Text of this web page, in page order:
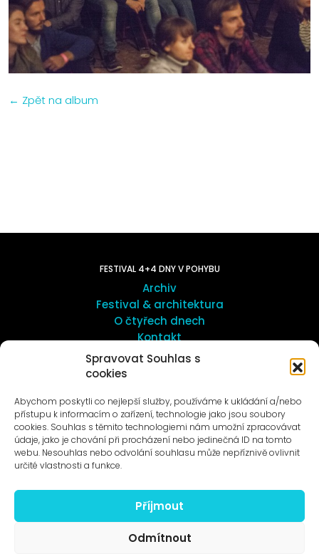
Spravovat Souhlas s
cookies
Abychom poskytli co nejlepší služby, používáme k ukládání a/nebo
přístupu k informacím o zařízení, technologie jako jsou soubory
cookies. Souhlas s těmito technologiemi nám umožní zpracovávat
údaje, jako je chování při procházení nebo jedinečná ID na tomto
webu. Nesouhlas nebo odvolání souhlasu může nepříznivě ovlivnit
určité vlastnosti a funkce.
Příjmout
Odmítnout
← Zpět na album
FESTIVAL 4+4 DNY V POHYBU
Archiv
Festival & architektura
O čtyřech dnech
Kontakt
O umění v Motole
Novinky na e-mail